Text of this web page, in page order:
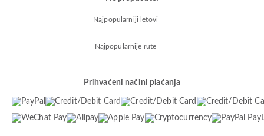
Najpopularniji letovi
Najpopularnije rute
Prihvaćeni načini plaćanja